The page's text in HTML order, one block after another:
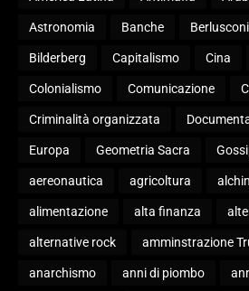
Astronomia Banche Berlusconi
Bilderberg Capitalismo Cina
Colonialismo Comunicazione
Criminalità organizzata
Europa Geometria Sacra
aereonautica agricoltura
alimentazione alta finanza
alternative rock amminstrazione
anarchismo anni di piombo